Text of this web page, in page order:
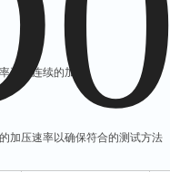
平缓连续的加压
加压速率以确保符合的测试方法